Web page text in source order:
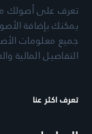
تعرف على أصولك
يمكنك بإضافة
جميع معلومات
التفاصيل المالية
تعرف اكثر عنا